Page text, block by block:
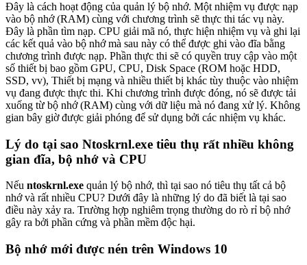
Đây là cách hoạt động của quản lý bộ nhớ. Một nhiệm vụ được nạp
vào bộ nhớ (RAM) cùng với chương trình sẽ thực thi tác vụ này.
Đây là phần tìm nạp. CPU giải mã nó, thực hiện nhiệm vụ và ghi lại
các kết quả vào bộ nhớ mà sau này có thể được ghi vào đĩa bằng
chương trình được nạp. Phần thực thi sẽ có quyền truy cập vào một
số thiết bị bao gồm GPU, CPU, Disk Space (ROM hoặc HDD,
SSD, vv), Thiết bị mạng và nhiều thiết bị khác tùy thuộc vào nhiệm
vụ đang được thực thi. Khi chương trình được đóng, nó sẽ được tải
xuống từ bộ nhớ (RAM) cùng với dữ liệu mà nó đang xử lý. Không
gian bây giờ được giải phóng để sử dụng bởi các nhiệm vụ khác.
Lý do tại sao Ntoskrnl.exe tiêu thụ rất nhiều không
gian đĩa, bộ nhớ và CPU
Nếu ntoskrnl.exe quản lý bộ nhớ, thì tại sao nó tiêu thụ tất cả bộ
nhớ và rất nhiều CPU? Dưới đây là những lý do đã biết là tại sao
điều này xảy ra. Trường hợp nghiêm trọng thường do rò rỉ bộ nhớ
gây ra bởi phần cứng và phần mềm độc hại.
Bộ nhớ mới được nén trên Windows 10